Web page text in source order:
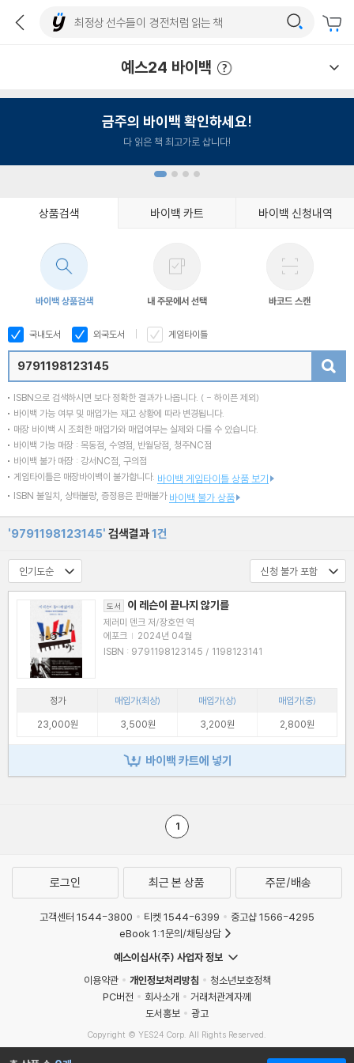
예스24 바이백
금주의 바이백 확인하세요!
다 읽은 책 최고가로 삽니다!
상품검색 바이백 카트 바이백 신청내역
바이백 상품검색 내 주문에서 선택 바코드 스캔
국내도서 외국도서 게임타이틀
ISBN으로 검색하시면 보다 정확한 결과가 나옵니다. ( - 하이픈 제외)
바이백 가능 여부 및 매입가는 재고 상황에 따라 변경됩니다.
매장 바이백 시 조회한 매입가와 매입여부는 실제와 다를 수 있습니다.
바이백 가능 매장 : 목동점, 수영점, 반월당점, 청주NC점
바이백 불가 매장 : 강서NC점, 구의점
게임타이틀은 매장바이백이 불가합니다. 바이백 게임타이틀 상품 보기
ISBN 불일치, 상태불량, 증정용은 판매불가 바이백 불가 상품
'9791198123145' 검색결과1건
도서 이 레슨이 끝나지 않기를
제러미 덴크 저/장호연 역
에포크 | 2024년 04월
ISBN : 9791198123145 / 1198123141
정가 매입가(최상) 매입가(상)
매입가(중)
23,000원
3,500원 3,200원 2,800원
바이백 카트에 넣기
1
로그인 최근 본 상품 주문/배송
고객센터 1544-3800 티켓 1544-6399
중고샵 1566-4295
eBook 1:1문의/채팅상담
예스이십사(주) 사업자 정보
이용약관
개인정보처리방침
청소년보호정책
PC버전
회사소개
거래처관계자께
도서홍보
광고
Copyright © YES24 Corp. All Rights Reserved.
MATOM16